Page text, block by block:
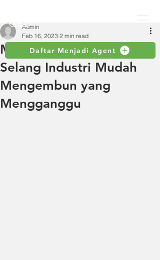
Daftar Menjadi Agent
Mengenal Penyebab
Selang Industri Mudah
Mengembun yang
Mengganggu
Admin
Feb 16, 2023 2 min read